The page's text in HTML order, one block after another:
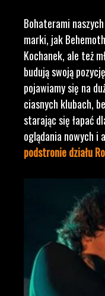
Bohaterami
marki, jak
Kochanek, ale też
budują swoją
pojawiamy się na
ciasnych klubach,
starając się łapać
oglądania nowych i
podstronie działu